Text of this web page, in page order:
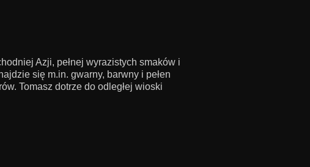
Azji, pełnej wyrazistych smaków i
się m.in. gwarny, barwny i pełen
Tomasz dotrze do odległej wioski